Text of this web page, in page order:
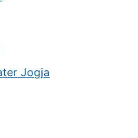
Jogja